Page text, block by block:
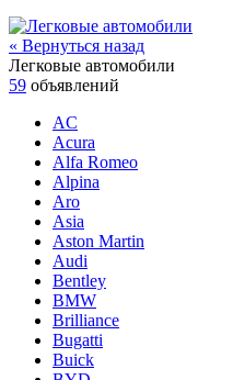
« Вернуться назад
Легковые автомобили
59 объявлений
AC
Acura
Alfa Romeo
Alpina
Aro
Asia
Aston Martin
Audi
Bentley
BMW
Brilliance
Bugatti
Buick